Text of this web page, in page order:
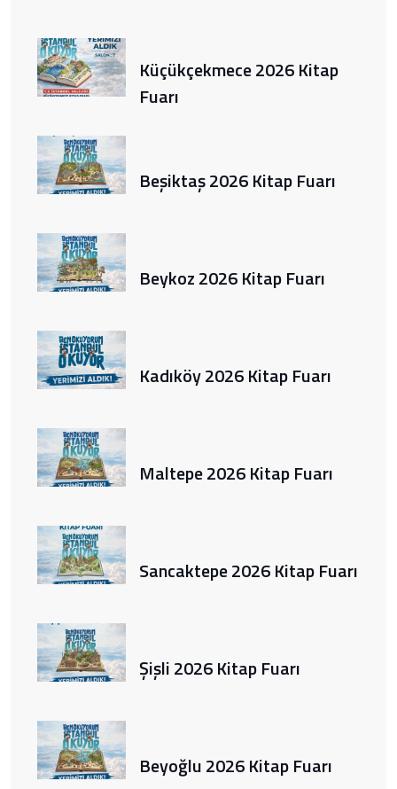
Küçükçekmece 2026 Kitap
Fuarı
Beşiktaş 2026 Kitap Fuarı
Beykoz 2026 Kitap Fuarı
Kadıköy 2026 Kitap Fuarı
Maltepe 2026 Kitap Fuarı
Sancaktepe 2026 Kitap Fuarı
Şişli 2026 Kitap Fuarı
Beyoğlu 2026 Kitap Fuarı